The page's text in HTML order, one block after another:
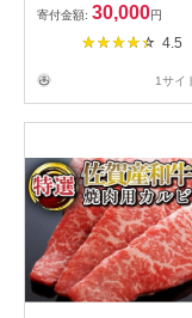
寄付金額: 30,000円
4.5
1サイ